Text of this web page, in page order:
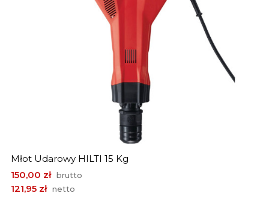
Młot Udarowy HILTI 15 Kg
Cena
150,00 zł brutto
121,95 zł netto